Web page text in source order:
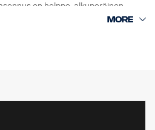
on helppo, alkuperäinen
käytettävissä ja käsillä, koska
helposti ilman työkaluja.